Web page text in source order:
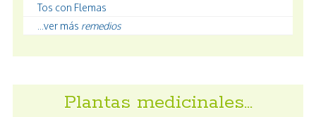
Tos con Flemas
...ver más remedios
Plantas medicinales…